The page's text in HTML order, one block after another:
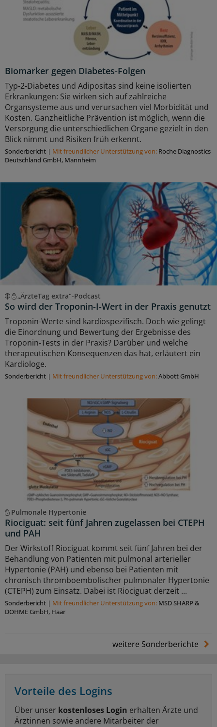
Biomarker gegen Diabetes-Folgen
Typ-2-Diabetes und Adipositas sind keine isolierten
Erkrankungen: Sie wirken sich auf zahlreiche
Organsysteme aus und verursachen viel Morbidität und
Kosten. Ganzheitliche Prävention ist möglich, wenn die
Versorgung die unterschiedlichen Organe gezielt in den
Blick nimmt und Risiken früh erkennt.
Sonderbericht | Mit freundlicher Unterstützung von: Roche Diagnostics
Deutschland GmbH, Mannheim
„ÄrzteTag extra“-Podcast
So wird der Troponin-I-Wert in der Praxis genutzt
Troponin-Werte sind kardiospezifisch. Doch wie gelingt
die Einordnung und Bewertung der Ergebnisse des
Troponin-Tests in der Praxis? Darüber und welche
therapeutischen Konsequenzen das hat, erläutert ein
Kardiologe.
Sonderbericht | Mit freundlicher Unterstützung von:Abbott GmbH
Pulmonale Hypertonie
Riociguat: seit fünf Jahren zugelassen bei CTEPH
und PAH
Der Wirkstoff Riociguat kommt seit fünf Jahren bei der
Behandlung von Patienten mit pulmonal arterieller
Hypertonie (PAH) und ebenso bei Patienten mit
chronisch thromboembolischer pulmonaler Hypertonie
(CTEPH) zum Einsatz. Dabei ist Riociguat derzeit ...
Sonderbericht | Mit freundlicher Unterstützung von: MSD SHARP &
DOHME GmbH, Haar
weitere Sonderberichte
Vorteile des Logins
Über unser kostenloses Login erhalten Ärzte und
Ärztinnen sowie andere Mitarbeiter der